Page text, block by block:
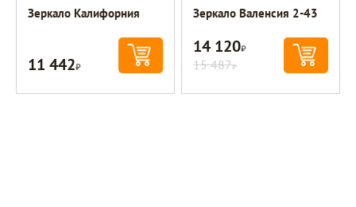
Зеркало Калифорния
11 442Р
Зеркало Валенсия 2-43
14 120Р
15 487Р